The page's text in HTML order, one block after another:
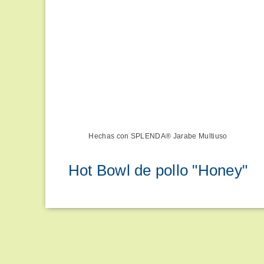
Hechas con SPLENDA® Jarabe Multiuso
Hot Bowl de pollo "Honey"